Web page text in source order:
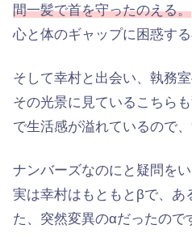
間一髪で首を守ったのえる。
心と体のギャップに困惑す
そして幸村と出会い、執務
その光景に見ているこちら
で生活感が溢れているので、
ナンバーズなのにと疑問をい
実は幸村はもともとβで、あ
た、突然変異のαだったので